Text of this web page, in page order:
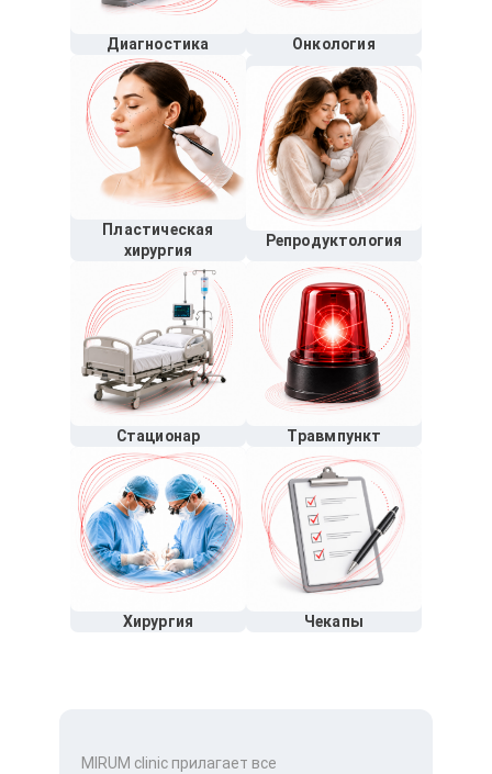
Диагностика Онкология
Пластическая
хирургия
Репродуктология
Стационар Травмпункт
Хирургия Чекапы
MIRUM clinic прилагает все